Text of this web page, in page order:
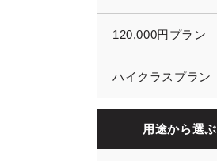
120,000円プラン
ハイクラスプラン
用途から選ぶ